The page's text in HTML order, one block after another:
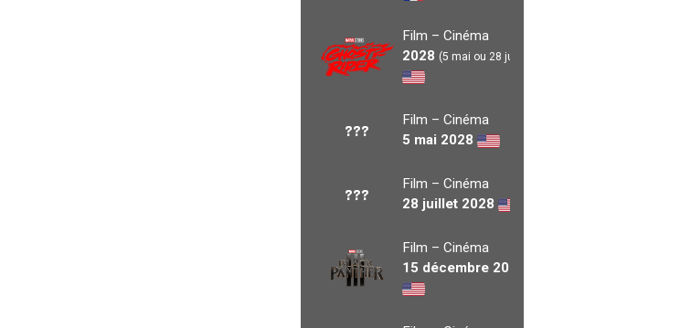
Film – Cinéma
2028 (5 mai ou 28 juil.)
???
Film – Cinéma
5 mai 2028
???
Film – Cinéma
28 juillet 2028
Film – Cinéma
15 décembre 2028